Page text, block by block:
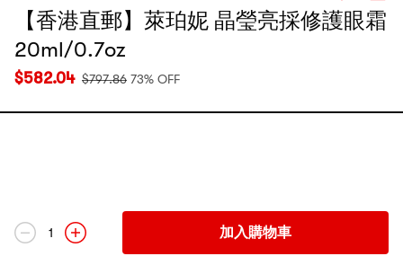
【香港直郵】萊珀妮 晶瑩亮採修護眼霜
20ml/0.7oz
$582.04 $797.86 73% OFF
1 加入購物車